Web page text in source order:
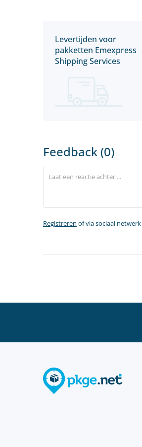
Levertijden voor
pakketten Emexpress
Shipping Services
Feedback (0)
Registreren of via sociaal